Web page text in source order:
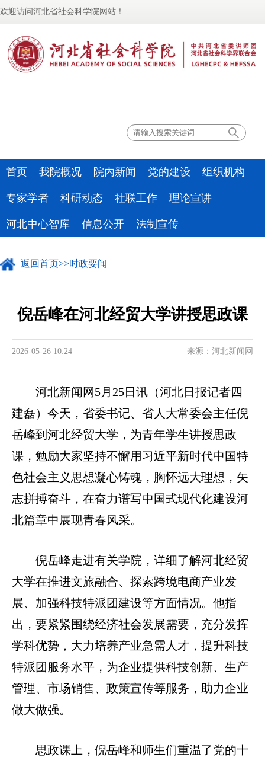
欢迎访问河北省社会科学院网站！
首页 我院概况 院内新闻 党的建设 组织机构
专家学者 科研动态 社联工作 理论宣讲
河北中心智库 信息公开 法制宣传
返回首页>>时政要闻
倪岳峰在河北经贸大学讲授思政课
2026-05-26 10:24 来源：河北新闻网
河北新闻网5月25日讯（河北日报记者四
建磊）今天，省委书记、省人大常委会主任倪
岳峰到河北经贸大学，为青年学生讲授思政
课，勉励大家坚持不懈用习近平新时代中国特
色社会主义思想凝心铸魂，胸怀远大理想，矢
志拼搏奋斗，在奋力谱写中国式现代化建设河
北篇章中展现青春风采。
倪岳峰走进有关学院，详细了解河北经贸
大学在推进文旅融合、探索跨境电商产业发
展、加强科技特派团建设等方面情况。他指
出，要紧紧围绕经济社会发展需要，充分发挥
学科优势，大力培养产业急需人才，提升科技
特派团服务水平，为企业提供科技创新、生产
管理、市场销售、政策宣传等服务，助力企业
做大做强。
思政课上，倪岳峰和师生们重温了党的十